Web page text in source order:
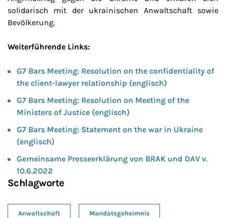
solidarisch mit der ukrainischen Anwaltschaft sowie
Bevölkerung.
Weiterführende Links:
G7 Bars Meeting: Resolution on the confidentiality of
the client-lawyer relationship (englisch)
G7 Bars Meeting: Resolution on Meeting of the
Ministers of Justice (englisch)
G7 Bars Meeting: Statement on the war in Ukraine
(englisch)
Gemeinsame Presseerklärung von BRAK und DAV v.
10.6.2022
Schlagworte
Anwaltschaft Mandatsgeheimnis